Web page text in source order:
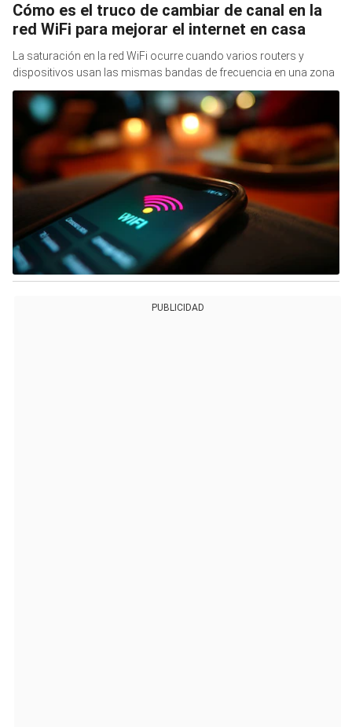
Cómo es el truco de cambiar de canal en la
red WiFi para mejorar el internet en casa
La saturación en la red WiFi ocurre cuando varios routers y
dispositivos usan las mismas bandas de frecuencia en una zona
PUBLICIDAD